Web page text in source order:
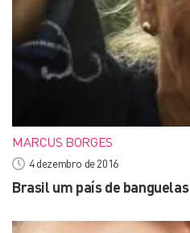
MARCUS BORGES
4 dezembro de 2016
Brasil um país de banguelas